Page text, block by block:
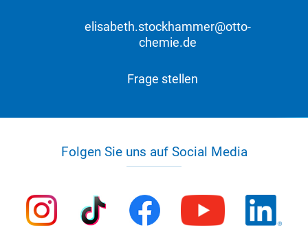
elisabeth.stockhammer@otto-
chemie.de
Frage stellen
Folgen Sie uns auf Social Media